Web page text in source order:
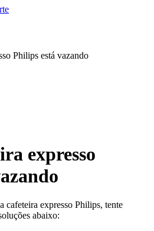
Philips está vazando
expresso
cafeteira expresso Philips, tente
abaixo: